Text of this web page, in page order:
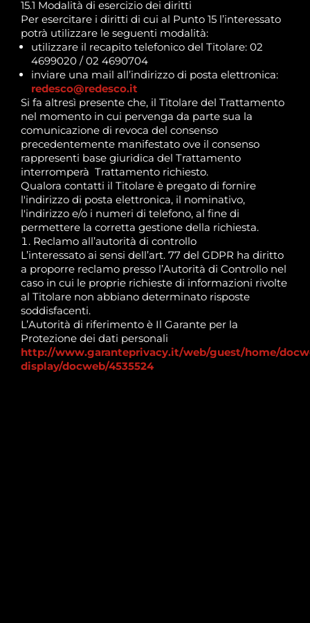
15.1 Modalità di esercizio dei diritti
Per esercitare i diritti di cui al Punto 15 l’interessato
potrà utilizzare le seguenti modalità:
utilizzare il recapito telefonico del Titolare: 02
4699020 / 02 4690704
inviare una mail all’indirizzo di posta elettronica:
redesco@redesco.it
Si fa altresì presente che, il Titolare del Trattamento
nel momento in cui pervenga da parte sua la
comunicazione di revoca del consenso
precedentemente manifestato ove il consenso
rappresenti base giuridica del Trattamento
interromperà Trattamento richiesto.
Qualora contatti il Titolare è pregato di fornire
l'indirizzo di posta elettronica, il nominativo,
l'indirizzo e/o i numeri di telefono, al fine di
permettere la corretta gestione della richiesta.
Reclamo all’autorità di controllo
L’interessato ai sensi dell’art. 77 del GDPR ha diritto
a proporre reclamo presso l’Autorità di Controllo nel
caso in cui le proprie richieste di informazioni rivolte
al Titolare non abbiano determinato risposte
soddisfacenti.
L’Autorità di riferimento è Il Garante per la
Protezione dei dati personali
http://www.garanteprivacy.it/web/guest/home/
display/docweb/4535524